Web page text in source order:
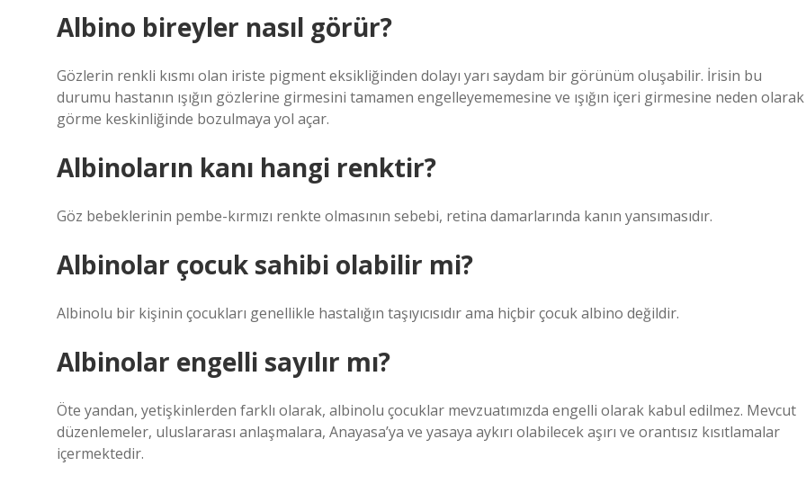
Albino bireyler nasıl görür?
Gözlerin renkli kısmı olan iriste pigment eksikliğinden dolayı yarı saydam bir görünüm oluşabilir. İrisin bu
durumu hastanın ışığın gözlerine girmesini tamamen engelleyememesine ve ışığın içeri girmesine neden olarak
görme keskinliğinde bozulmaya yol açar.
Albinoların kanı hangi renktir?
Göz bebeklerinin pembe-kırmızı renkte olmasının sebebi, retina damarlarında kanın yansımasıdır.
Albinolar çocuk sahibi olabilir mi?
Albinolu bir kişinin çocukları genellikle hastalığın taşıyıcısıdır ama hiçbir çocuk albino değildir.
Albinolar engelli sayılır mı?
Öte yandan, yetişkinlerden farklı olarak, albinolu çocuklar mevzuatımızda engelli olarak kabul edilmez. Mevcut
düzenlemeler, uluslararası anlaşmalara, Anayasa’ya ve yasaya aykırı olabilecek aşırı ve orantısız kısıtlamalar
içermektedir.